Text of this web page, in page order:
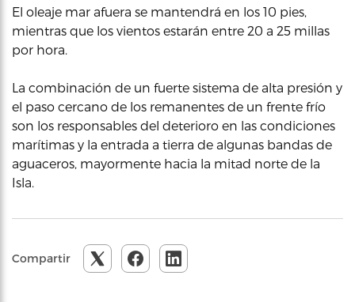
El oleaje mar afuera se mantendrá en los 10 pies,
mientras que los vientos estarán entre 20 a 25 millas
por hora.
La combinación de un fuerte sistema de alta presión y
el paso cercano de los remanentes de un frente frío
son los responsables del deterioro en las condiciones
marítimas y la entrada a tierra de algunas bandas de
aguaceros, mayormente hacia la mitad norte de la
Isla.
Compartir